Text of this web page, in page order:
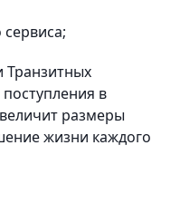
Транзитных
в
размеры
жизни каждого